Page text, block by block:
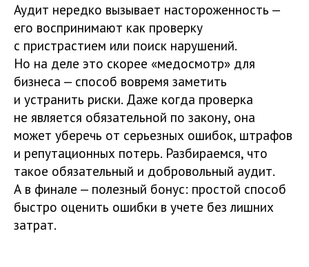
Аудит нередко вызывает настороженность —
его воспринимают как проверку
с пристрастием или поиск нарушений.
Но на деле это скорее «медосмотр» для
бизнеса — способ вовремя заметить
и устранить риски. Даже когда проверка
не является обязательной по закону, она
может уберечь от серьезных ошибок, штрафов
и репутационных потерь. Разбираемся, что
такое обязательный и добровольный аудит.
А в финале — полезный бонус: простой способ
быстро оценить ошибки в учете без лишних
затрат.